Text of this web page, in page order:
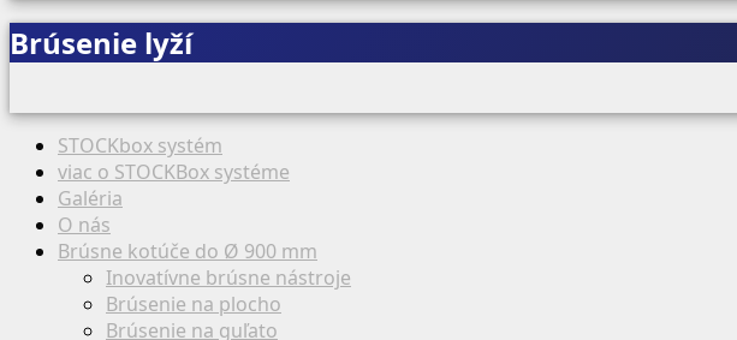
Brúsenie lyží
STOCKbox systém
viac o STOCKBox systéme
Galéria
O nás
Brúsne kotúče do Ø 900 mm
Inovatívne brúsne nástroje
Brúsenie na plocho
Brúsenie na guľato